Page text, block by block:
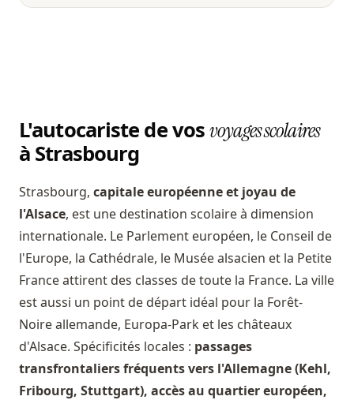
L'autocariste de vosvoyages scolaires
à Strasbourg
Strasbourg, capitale européenne et joyau de
l'Alsace, est une destination scolaire à dimension
internationale. Le Parlement européen, le Conseil de
l'Europe, la Cathédrale, le Musée alsacien et la Petite
France attirent des classes de toute la France. La ville
est aussi un point de départ idéal pour la Forêt-
Noire allemande, Europa-Park et les châteaux
d'Alsace. Spécificités locales : passages
transfrontaliers fréquents vers l'Allemagne (Kehl,
Fribourg, Stuttgart), accès au quartier européen,